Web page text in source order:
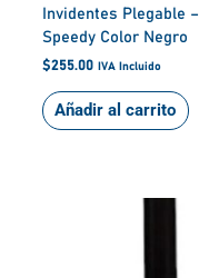
Invidentes Plegable –
Speedy Color Negro
$255.00 IVA Incluido
Añadir al carrito